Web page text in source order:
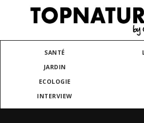
SANTÉ
JARDIN
ECOLOGIE
INTERVIEW